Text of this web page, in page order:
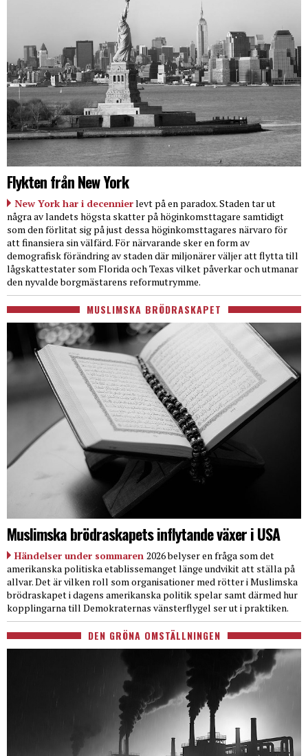
Flykten från New York
New York har i decennierlevt på en paradox. Staden tar ut
några av landets högsta skatter på höginkomsttagare samtidigt
som den förlitat sig på just dessa höginkomsttagares närvaro för
att finansiera sin välfärd. För närvarande sker en form av
demografisk förändring av staden där miljonärer väljer att flytta till
lågskattestater som Florida och Texas vilket påverkar och utmanar
den nyvalde borgmästarens reformutrymme.
MUSLIMSKA BRÖDRASKAPET
Muslimska brödraskapets inflytande växer i USA
Händelser under sommaren 2026 belyser en fråga som det
amerikanska politiska etablissemanget länge undvikit att ställa på
allvar. Det är vilken roll som organisationer med rötter i Muslimska
brödraskapet i dagens amerikanska politik spelar samt därmed hur
kopplingarna till Demokraternas vänsterflygel ser ut i praktiken.
DEN GRÖNA OMSTÄLLNINGEN